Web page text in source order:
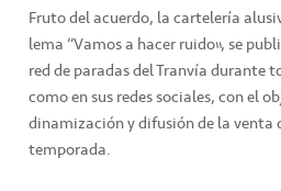
Fruto del acuerdo, la cartelería
lema “Vamos a hacer ruido”, se
red de paradas del Tranvía durante
como en sus redes sociales, con el
dinamización y difusión de la venta
temporada.